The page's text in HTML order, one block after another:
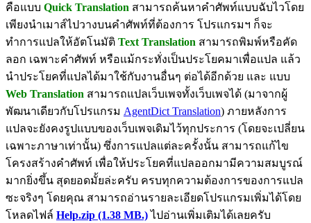
คือแบบ Quick Translation สามารถค้นหาคำศัพท์แบบฉับไวโดย
เพียงนำเมาส์ไปวางบนคำศัพท์ที่ต้องการ โปรแกรมฯ ก็จะ
ทำการแปลให้อัตโนมัติ Text Translation สามารถพิมพ์หรือคัด
ลอก เฉพาะคำศัพท์ หรือแม้กระทั่งเป็นประโยคมาเพื่อแปล แล้ว
นำประโยคที่แปลได้มาใช้กับงานอื่นๆ ต่อได้อีกด้วย และ แบบ
Web Translation สามารถแปลเว็บเพจทั้งเว็บเพจได้ (มาจากผู้
พัฒนาเดียวกับโปรแกรม AgentDict Translation) ภายหลังการ
แปลจะยังคงรูปแบบของเว็บเพจเดิมไว้ทุกประการ (โดยจะเปลี่ยน
เฉพาะภาษาเท่านั้น) ซึ่งการแปลแต่ละครั้งนั้น สามารถแก้ไข
โครงสร้างคำศัพท์ เพื่อให้ประโยคที่แปลออกมามีความสมบูรณ์
มากยิ่งขึ้น สุดยอดมั้ยล่ะครับ ครบทุกความต้องการของการแปล
ซะจริงๆ โดยคุณ สามารถอ่านรายละเอียดโปรแกรมเพิ่มได้โดย
โหลดไฟล์ Help.zip (1.38 MB.) ไปอ่านเพิ่มเติมได้เลยครับ